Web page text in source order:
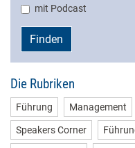
mit Podcast
Finden
Die Rubriken
Führung Management
Speakers Corner